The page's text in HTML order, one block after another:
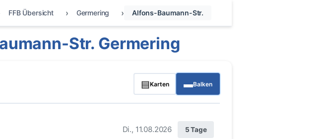
FFB Übersicht Germering Alfons-Baumann-Str.
Str. Germering
▤Karten ▬Balken
Di., 11.08.2026 5 Tage